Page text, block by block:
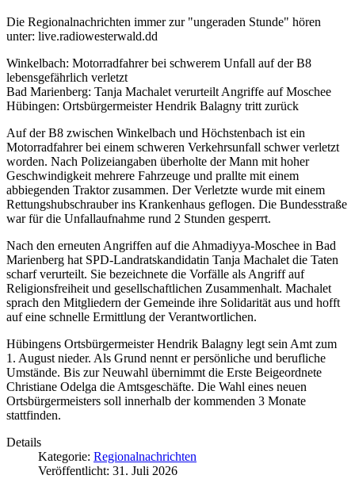
Die Regionalnachrichten immer zur "ungeraden Stunde" hören
unter: live.radiowesterwald.dd
Winkelbach: Motorradfahrer bei schwerem Unfall auf der B8
lebensgefährlich verletzt
Bad Marienberg: Tanja Machalet verurteilt Angriffe auf Moschee
Hübingen: Ortsbürgermeister Hendrik Balagny tritt zurück
Auf der B8 zwischen Winkelbach und Höchstenbach ist ein
Motorradfahrer bei einem schweren Verkehrsunfall schwer verletzt
worden. Nach Polizeiangaben überholte der Mann mit hoher
Geschwindigkeit mehrere Fahrzeuge und prallte mit einem
abbiegenden Traktor zusammen. Der Verletzte wurde mit einem
Rettungshubschrauber ins Krankenhaus geflogen. Die Bundesstraße
war für die Unfallaufnahme rund 2 Stunden gesperrt.
Nach den erneuten Angriffen auf die Ahmadiyya-Moschee in Bad
Marienberg hat SPD-Landratskandidatin Tanja Machalet die Taten
scharf verurteilt. Sie bezeichnete die Vorfälle als Angriff auf
Religionsfreiheit und gesellschaftlichen Zusammenhalt. Machalet
sprach den Mitgliedern der Gemeinde ihre Solidarität aus und hofft
auf eine schnelle Ermittlung der Verantwortlichen.
Hübingens Ortsbürgermeister Hendrik Balagny legt sein Amt zum
1. August nieder. Als Grund nennt er persönliche und berufliche
Umstände. Bis zur Neuwahl übernimmt die Erste Beigeordnete
Christiane Odelga die Amtsgeschäfte. Die Wahl eines neuen
Ortsbürgermeisters soll innerhalb der kommenden 3 Monate
stattfinden.
Details
Kategorie: Regionalnachrichten
Veröffentlicht: 31. Juli 2026